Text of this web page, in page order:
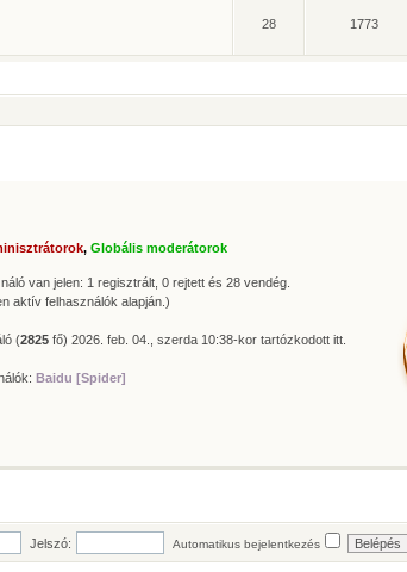
28 1773
, Globális moderátorok
van jelen: 1 regisztrált, 0 rejtett és 28 vendég.
aktív felhasználók alapján.)
(2825 fő) 2026. feb. 04., szerda 10:38-kor tartózkodott itt.
Baidu [Spider]
62627
606
tagunk:Zolee
Jelszó: Automatikus bejelentkezés